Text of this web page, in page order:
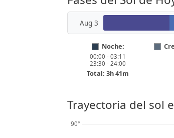
Aug 3
Noche:
00:00 - 03:11
23:30 - 24:00
Total: 3h 41m
Trayectoria del sol